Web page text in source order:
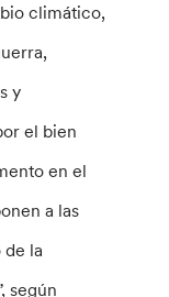
climático,
y
el bien
en el
a las
la
según